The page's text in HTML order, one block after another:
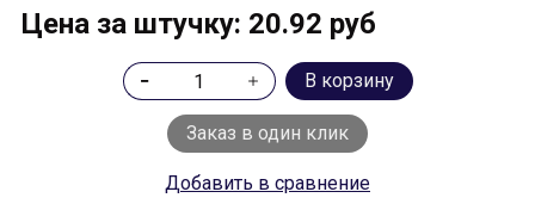
Цена за штучку: 20.92 руб
В корзину
Заказ в один клик
Добавить в сравнение